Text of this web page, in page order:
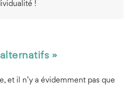
!
»
et il n’y a évidemment pas que